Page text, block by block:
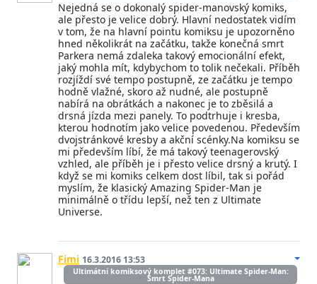
Nejedná se o dokonalý spider-manovský komiks,
ale přesto je velice dobrý. Hlavní nedostatek vidím
v tom, že na hlavní pointu komiksu je upozorněno
hned několikrát na začátku, takže konečná smrt
Parkera nemá zdaleka takový emocionální efekt,
jaký mohla mít, kdybychom to tolik nečekali. Příběh
rozjíždí své tempo postupně, ze začátku je tempo
hodně vlažné, skoro až nudné, ale postupně
nabírá na obrátkách a nakonec je to zběsilá a
drsná jízda mezi panely. To podtrhuje i kresba,
kterou hodnotím jako velice povedenou. Především
dvojstránkové kresby a akční scénky.Na komiksu se
mi především líbí, že má takový teenagerovský
vzhled, ale příběh je i přesto velice drsný a krutý. I
když se mi komiks celkem dost líbil, tak si pořád
myslím, že klasický Amazing Spider-Man je
minimálně o třídu lepší, než ten z Ultimate
Universe.
Fimi 16.3.2016 13:53
Ultimátní komiksový komplet #073: Ultimate Spider-Man:
Smrt Spider-Mana